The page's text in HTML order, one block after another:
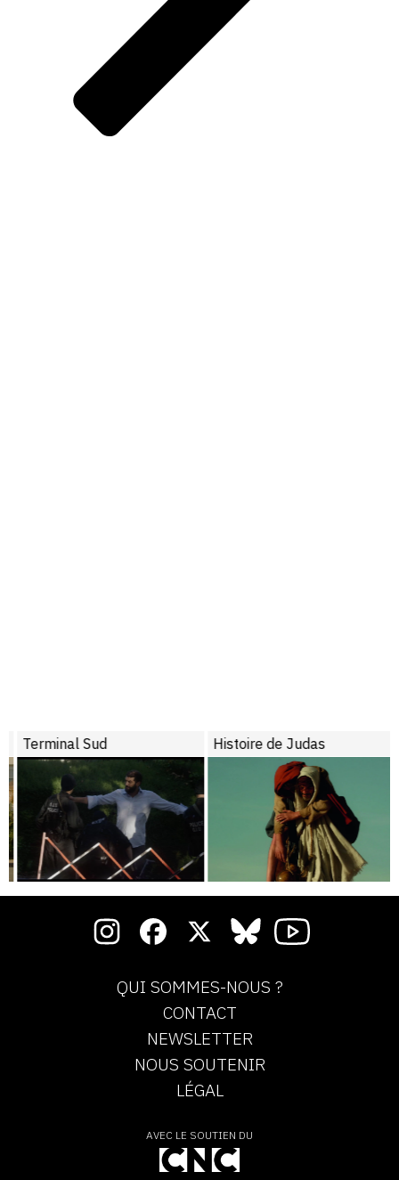
Terminal Sud Histoire de Judas
QUI SOMMES-NOUS ?
CONTACT
NEWSLETTER
NOUS SOUTENIR
LÉGAL
AVEC LE SOUTIEN DU